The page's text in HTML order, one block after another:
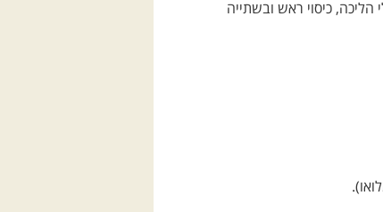
כיסוי ראש ובשתייה